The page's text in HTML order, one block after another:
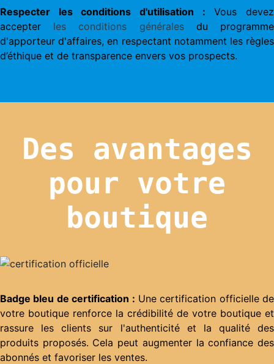
Respecter les conditions d'utilisation : Vous devez
accepter les conditions généralesdu programme
d'apporteur d'affaires, en respectant notamment les règles
d’éthique et de transparence envers vos prospects.
Des avantages
pour votre
boutique
Badge bleu de certification : Une certification officielle de
votre boutique renforce la crédibilité de votre boutique et
rassure les clients sur l'authenticité et la qualité des
produits proposés. Cela peut augmenter la confiance des
abonnés et favoriser les ventes.